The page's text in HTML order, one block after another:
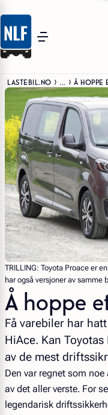
LASTEBIL.NO ... Å HOPPE
TRILLING: Toyota Proace er
har også versjoner av samme
Å hoppe
Få varebiler har
HiAce. Kan
av de mest
Den var regnet som
av det aller verste. For
legendarisk